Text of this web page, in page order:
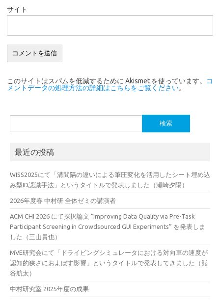
サイト
このサイトはスパムを低減するために Akismet を使っています。
コ
メントデータの処理方法の詳細はこちらをご覧ください。
索:
最近の投稿
WISS2025にて「溝間隔の違いによる筆圧変化を活用したシート埋め込
み型ID認識手法」というタイトルで発表しました（瀬崎夕陽）
2026年度春 中村研 全体ゼミの講演者
ACM CHI 2026 にて採択論文 “Improving Data Quality via Pre-Task
Participant Screening in Crowdsourced GUI Experiments” を発表しま
した（三山貴也）
MVE研究会にて「ドライビングシミュレータにおける対向車の速度が
認知的狭さにおよぼす影響」というタイトルで発表してきました（熊
谷航太）
中村研究室 2025年度の成果